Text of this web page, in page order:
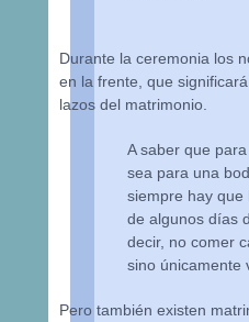
Durante la ceremonia los
en la frente, que
lazos del matrimonio.
A saber que
sea para una
siempre hay
de algunos días
decir, no comer
sino únicamente
Pero también existen